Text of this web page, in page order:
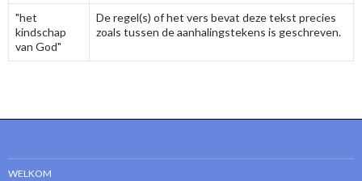
"het
kindschap
van God"
De regel(s) of het vers bevat deze tekst precies
zoals tussen de aanhalingstekens is geschreven.
WELKOM